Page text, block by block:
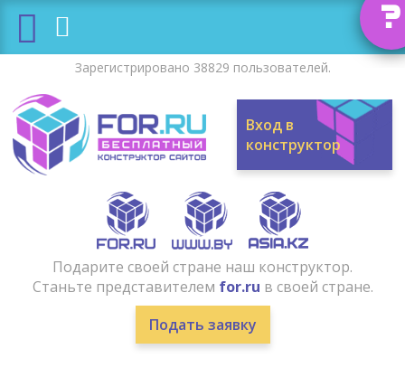
?
Зарегистрировано 38829 пользователей.
Вход в
конструктор
Подарите своей стране наш конструктор.
Станьте представителем for.ru в своей стране.
Подать заявку